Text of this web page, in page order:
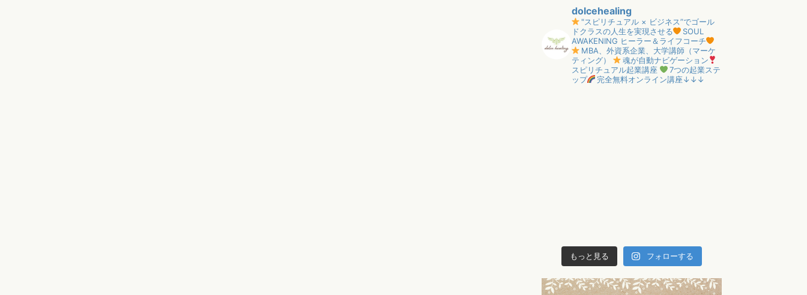
dolcehealing
"スピリチュアル × ビジネス”でゴール
ドクラスの人生を実現させる
SOUL
AWAKENING ヒーラー＆ライフコーチ
MBA、外資系企業、大学講師（マーケ
ティング）
魂が自動ナビゲーション
スピリチュアル起業講座
7つの起業ステ
ップ
完全無料オンライン講座↓↓↓
もっと見る フォローする